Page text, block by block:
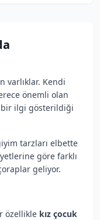
varlıklar. Kendi
önemli olan
bir ilgi gösterildiği
tarzları elbette
göre farklı
geliyor.
özellikle kız çocuk